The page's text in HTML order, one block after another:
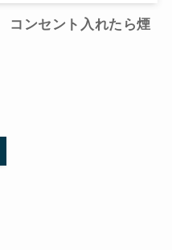
ンセント入れたら煙